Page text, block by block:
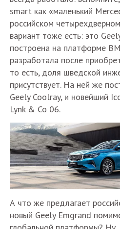
smart как «маленький
российском
вариант тоже есть: это
построена на платформе
разработала после
то есть, доля шведской
присутствует. На ней же
Geely Coolray, и новейший
Lynk & Co 06.
А что же предлагает
новый Geely Emgrand